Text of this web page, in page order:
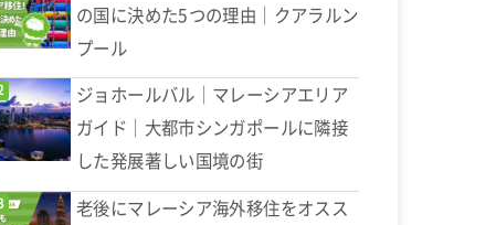
の国に決めた5つの理由｜クアラルン
プール
ジョホールバル｜マレーシアエリア
ガイド｜大都市シンガポールに隣接
した発展著しい国境の街
老後にマレーシア海外移住をオスス